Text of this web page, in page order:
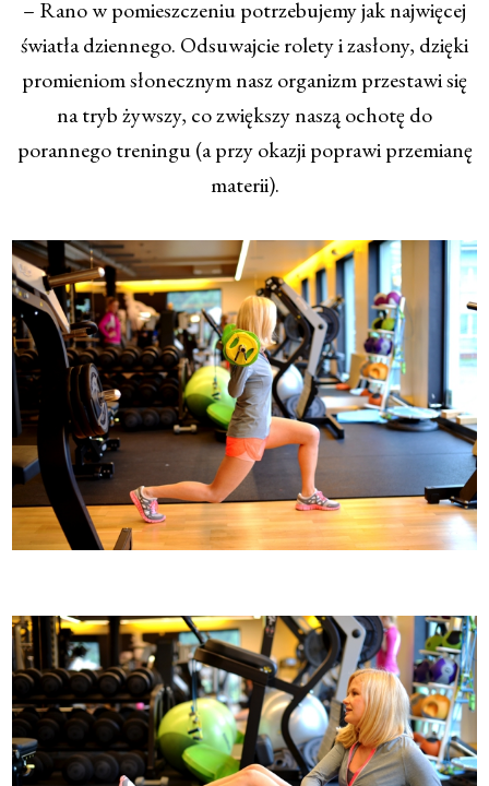
– Rano w pomieszczeniu potrzebujemy jak najwięcej
światła dziennego. Odsuwajcie rolety i zasłony, dzięki
promieniom słonecznym nasz organizm przestawi się
na tryb żywszy, co zwiększy naszą ochotę do
porannego treningu (a przy okazji poprawi przemianę
materii).